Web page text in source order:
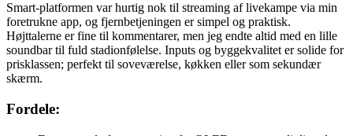
Smart-platformen var hurtig nok til streaming af livekampe via min
foretrukne app, og fjernbetjeningen er simpel og praktisk.
Højttalerne er fine til kommentarer, men jeg endte altid med en lille
soundbar til fuld stadionfølelse. Inputs og byggekvalitet er solide for
prisklassen; perfekt til soveværelse, køkken eller som sekundær
skærm.
Fordele: